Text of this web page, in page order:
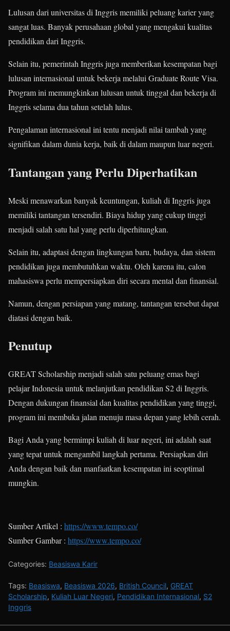
Lulusan dari universitas di Inggris memiliki peluang karier yang
sangat luas. Banyak perusahaan global yang mengakui kualitas
pendidikan dari Inggris.
Selain itu, pemerintah Inggris juga memberikan kesempatan bagi
lulusan internasional untuk bekerja melalui Graduate Route Visa.
Program ini memungkinkan lulusan untuk tinggal dan bekerja di
Inggris selama dua tahun setelah lulus.
Pengalaman internasional ini tentu menjadi nilai tambah yang
signifikan dalam dunia kerja, baik di dalam maupun luar negeri.
Tantangan yang Perlu Diperhatikan
Meski menawarkan banyak keuntungan, kuliah di Inggris juga
memiliki tantangan tersendiri. Biaya hidup yang cukup tinggi
menjadi salah satu hal yang perlu diperhitungkan.
Selain itu, adaptasi dengan lingkungan baru, budaya, dan sistem
pendidikan juga membutuhkan waktu. Oleh karena itu, calon
mahasiswa perlu mempersiapkan diri secara mental dan finansial.
Namun, dengan persiapan yang matang, tantangan tersebut dapat
diatasi dengan baik.
Penutup
GREAT Scholarship menjadi salah satu peluang emas bagi
pelajar Indonesia untuk melanjutkan pendidikan S2 di Inggris.
Dengan dukungan finansial dan kualitas pendidikan yang tinggi,
program ini membuka jalan menuju masa depan yang lebih cerah.
Bagi Anda yang bermimpi kuliah di luar negeri, ini adalah saat
yang tepat untuk mengambil langkah pertama. Persiapkan diri
Anda dengan baik dan manfaatkan kesempatan ini seoptimal
mungkin.
Sumber Artikel : https://www.tempo.co/
Sumber Gambar : https://www.tempo.co/
Categories: Beasiswa Karir
Tags: Beasiswa, Beasiswa 2026, British Council, GREAT
Scholarship, Kuliah Luar Negeri, Pendidikan Internasional, S2
Inggris